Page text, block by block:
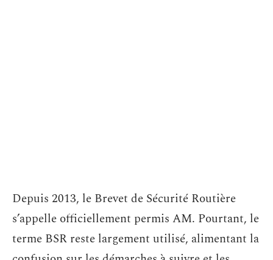
Depuis 2013, le Brevet de Sécurité Routière
s’appelle officiellement permis AM. Pourtant, le
terme BSR reste largement utilisé, alimentant la